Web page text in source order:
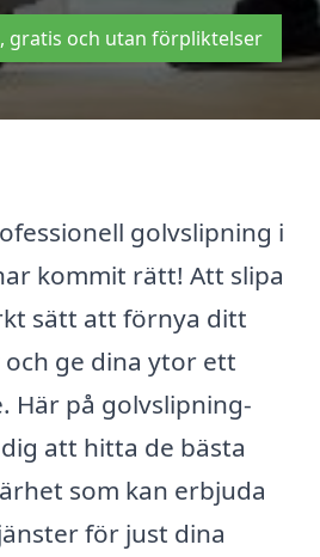
gratis och utan förpliktelser
golvslipning i
kommit rätt! Att slipa
sätt att förnya ditt
ge dina ytor ett
Här på golvslipning-
att hitta de bästa
som kan erbjuda
för just dina